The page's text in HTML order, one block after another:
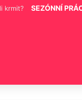
krmit? SEZÓNNÍ